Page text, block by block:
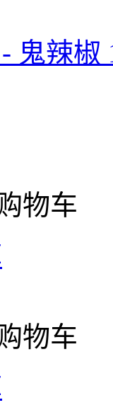
鬼辣椒
物车
物车